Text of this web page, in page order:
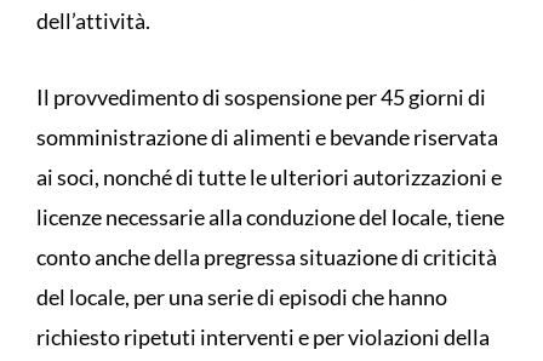
dell’attività.
Il provvedimento di sospensione per 45 giorni di
somministrazione di alimenti e bevande riservata
ai soci, nonché di tutte le ulteriori autorizzazioni e
licenze necessarie alla conduzione del locale, tiene
conto anche della pregressa situazione di criticità
del locale, per una serie di episodi che hanno
richiesto ripetuti interventi e per violazioni della